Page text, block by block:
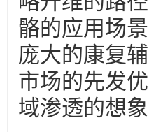
骼的应用场
庞大的康复
市场的先发
域渗透的想象